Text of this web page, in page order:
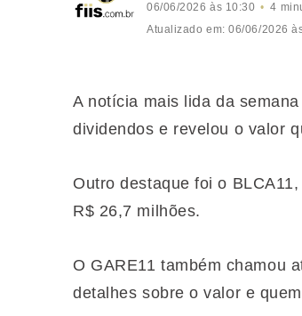
06/06/2026 às 10:30
4
Atualizado em: 06/06/2026
A notícia mais lida da
dividendos e revelou o valor
Outro destaque foi o
R$ 26,7 milhões.
O GARE11 também chamou
detalhes sobre o valor e